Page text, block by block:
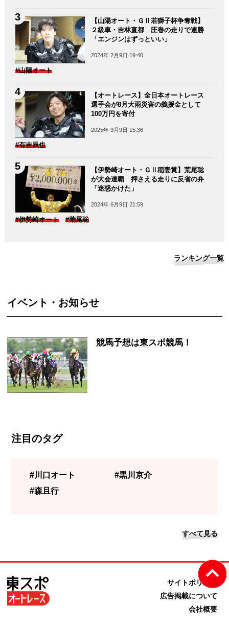
【山陽オート・ＧⅡ若獅子杯争奪戦】
２級車・吉林直都 圧巻の走りで連勝
「エンジンはずっといい」
2024年 2月9日 19:40
#山陽オート
【オートレース】全日本オートレース
選手会が8月大雨災害の義援金として
100万円を寄付
2025年 9月9日 15:36
#有吉辰也
【伊勢崎オート・ＧⅡ稲妻賞】荒尾聡
が大会連覇 押さえる走りに反省の弁
「迷惑かけた」
2024年 6月9日 21:59
#伊勢崎オート #荒尾聡
ランキング一覧
イベント・お知らせ
競馬予想は東スポ競馬！
注目のタグ
#川口オート
#黒川京介
#森且行
すべて見る
サイトポリシー
広告掲載について
会社概要